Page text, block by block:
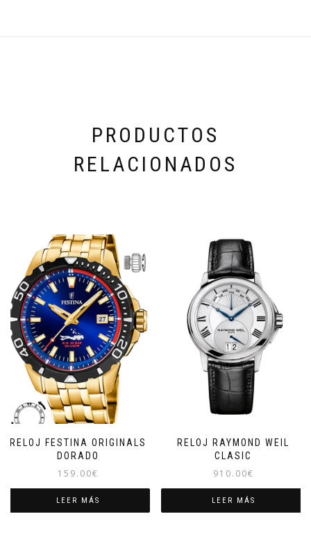
PRODUCTOS
RELACIONADOS
RELOJ FESTINA ORIGINALS
DORADO
159.00€
LEER MÁS
RELOJ RAYMOND WEIL
CLASIC
910.00€
LEER MÁS